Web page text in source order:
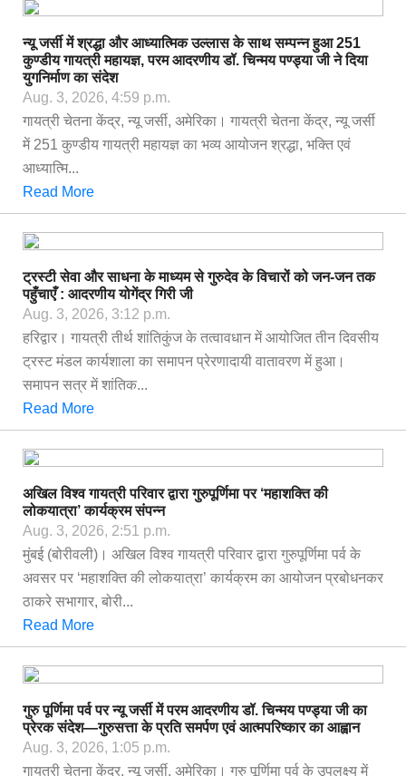
न्यू जर्सी में श्रद्धा और आध्यात्मिक उल्लास के साथ सम्पन्न हुआ 251
कुण्डीय गायत्री महायज्ञ, परम आदरणीय डॉ. चिन्मय पण्ड्या जी ने दिया
युगनिर्माण का संदेश
Aug. 3, 2026, 4:59 p.m.
गायत्री चेतना केंद्र, न्यू जर्सी, अमेरिका। गायत्री चेतना केंद्र, न्यू जर्सी
में 251 कुण्डीय गायत्री महायज्ञ का भव्य आयोजन श्रद्धा, भक्ति एवं
आध्यात्मि...
Read More
ट्रस्टी सेवा और साधना के माध्यम से गुरुदेव के विचारों को जन-जन तक
पहुँचाएँ : आदरणीय योगेंद्र गिरी जी
Aug. 3, 2026, 3:12 p.m.
हरिद्वार। गायत्री तीर्थ शांतिकुंज के तत्वावधान में आयोजित तीन दिवसीय
ट्रस्ट मंडल कार्यशाला का समापन प्रेरणादायी वातावरण में हुआ।
समापन सत्र में शांतिक...
Read More
अखिल विश्व गायत्री परिवार द्वारा गुरुपूर्णिमा पर ‘महाशक्ति की
लोकयात्रा’ कार्यक्रम संपन्न
Aug. 3, 2026, 2:51 p.m.
मुंबई (बोरीवली)। अखिल विश्व गायत्री परिवार द्वारा गुरुपूर्णिमा पर्व के
अवसर पर ‘महाशक्ति की लोकयात्रा’ कार्यक्रम का आयोजन प्रबोधनकर
ठाकरे सभागार, बोरी...
Read More
गुरु पूर्णिमा पर्व पर न्यू जर्सी में परम आदरणीय डॉ. चिन्मय पण्ड्या जी का
प्रेरक संदेश—गुरुसत्ता के प्रति समर्पण एवं आत्मपरिष्कार का आह्वान
Aug. 3, 2026, 1:05 p.m.
गायत्री चेतना केंद्र, न्यू जर्सी, अमेरिका। गुरु पूर्णिमा पर्व के उपलक्ष्य में